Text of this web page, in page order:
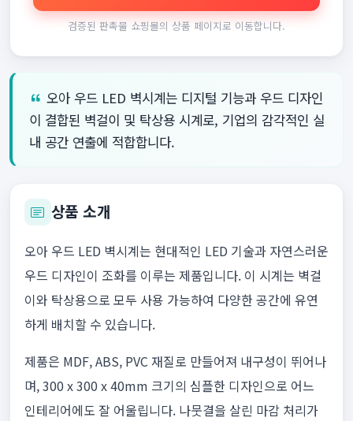
검증된 판촉물 쇼핑몰의 상품 페이지로 이동합니다.
오아 우드 LED 벽시계는 디지털 기능과 우드 디자인
이 결합된 벽걸이 및 탁상용 시계로, 기업의 감각적인 실
내 공간 연출에 적합합니다.
상품 소개
오아 우드 LED 벽시계는 현대적인 LED 기술과 자연스러운
우드 디자인이 조화를 이루는 제품입니다. 이 시계는 벽걸
이와 탁상용으로 모두 사용 가능하여 다양한 공간에 유연
하게 배치할 수 있습니다.
제품은 MDF, ABS, PVC 재질로 만들어져 내구성이 뛰어나
며, 300 x 300 x 40mm 크기의 심플한 디자인으로 어느
인테리어에도 잘 어울립니다. 나뭇결을 살린 마감 처리가